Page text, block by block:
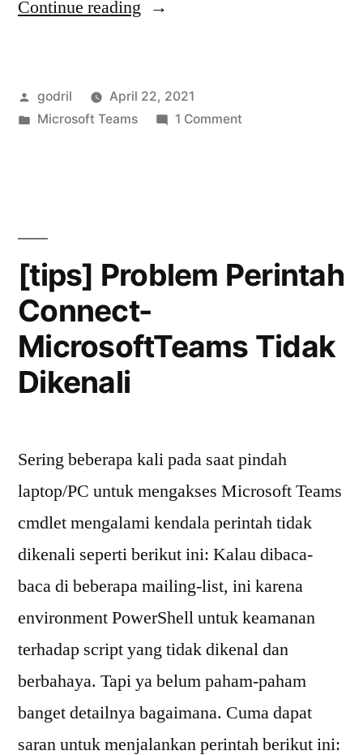
Continue reading “Routing
untuk
Microsoft
Posted
by
godril
April 22, 2021
Posted
Microsoft Teams 1 Commenton
Direct
[tips] Problem Perintah
Connect-
MicrosoftTeams Tidak
Dikenali
Sering beberapa kali pada saat pindah
laptop/PC untuk mengakses Microsoft Teams
cmdlet mengalami kendala perintah tidak
dikenali seperti berikut ini: Kalau dibaca-
baca di beberapa mailing-list, ini karena
environment PowerShell untuk keamanan
terhadap script yang tidak dikenal dan
berbahaya. Tapi ya belum paham-paham
banget detailnya bagaimana. Cuma dapat
saran untuk menjalankan perintah berikut ini: